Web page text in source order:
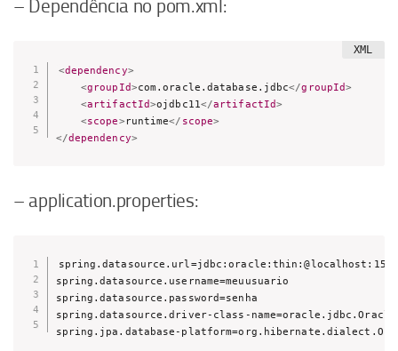
– Dependência no pom.xml:
<dependency>
<groupId>com.oracle.database.jdbc</groupId>
<artifactId>ojdbc11</artifactId>
<scope> runtime</ scope>
</dependency>
– application.properties:
spring.datasource.username=meuusuario
spring.datasource.password=senha
spring.datasource.driver-class-
spring.jpa.database-